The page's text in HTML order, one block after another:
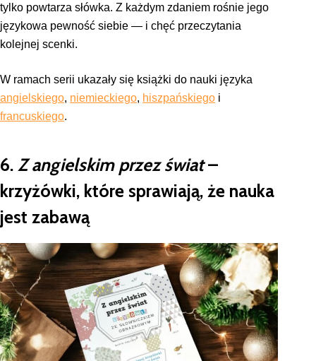
tylko powtarza słówka. Z każdym zdaniem rośnie jego
językowa pewność siebie — i chęć przeczytania
kolejnej scenki.
W ramach serii ukazały się książki do nauki języka
angielskiego, niemieckiego, hiszpańskiego i
francuskiego.
6. Z angielskim przez świat–
krzyżówki, które sprawiają, że nauka
jest zabawą